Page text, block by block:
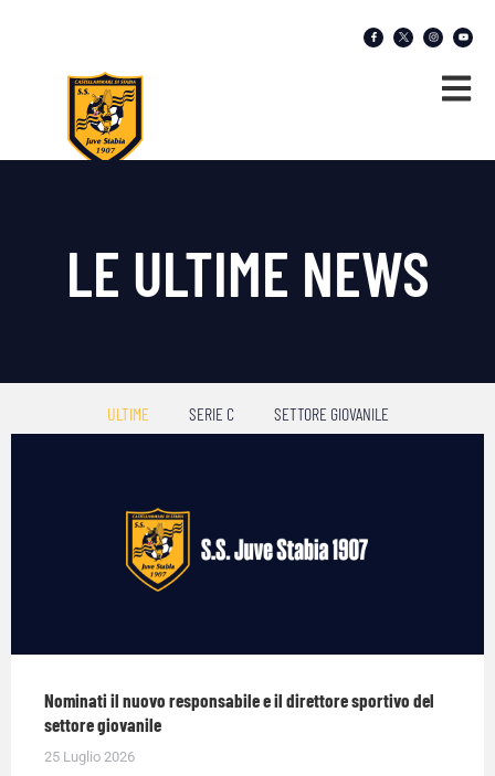
LE ULTIME NEWS
ULTIME SERIE C SETTORE GIOVANILE
Nominati il nuovo responsabile e il direttore sportivo del
settore giovanile
25 Luglio 2026